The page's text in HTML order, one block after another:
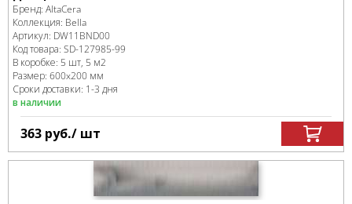
Бренд: AltaCera
Коллекция: Bella
Артикул: DW11BND00
Код товара: SD-127985-99
В коробке: 5 шт, 5 м2
Размер: 600x200 мм
Сроки доставки: 1-3 дня
в наличии
363 руб./ шт